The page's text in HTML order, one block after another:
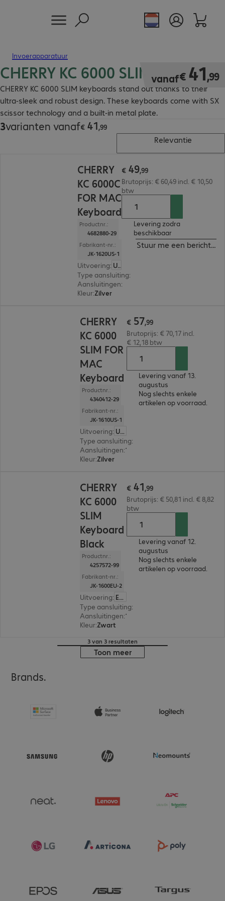
Invoerapparatuur
CHERRY KC 6000 SLIM Keyboard
CHERRY KC 6000 SLIM keyboards stand out thanks to their
ultra-sleek and robust design. These keyboards come with SX
scissor technology and a built-in metal plate.
vanaf€ 41,99
€ 41,99
3varianten vanaf€ 41,99
€ 41,99
Relevantie
CHERRY
KC 6000C
FOR MAC
Keyboard
Productnr.:
4682880-29
Fabrikant-nr.:
JK-1620US-1
Uitvoering:
US (Engels)
Type aansluiting:
Aansluitingen:
Kleur:Zilver
€ 49,99
Brutoprijs: € 60,49 incl. € 10,50
btw
Levering zodra
beschikbaar
Stuur me een bericht
CHERRY
KC 6000
SLIM FOR
MAC
Keyboard
Productnr.:
4340412-29
Fabrikant-nr.:
JK-1610US-1
Uitvoering:
US (Engels)
Type aansluiting:
Aansluitingen:
Kleur:Zilver
€ 57,99
Brutoprijs: € 70,17 incl.
€ 12,18 btw
Levering vanaf 13.
augustus
Nog slechts enkele
artikelen op voorraad.
CHERRY
KC 6000
SLIM
Keyboard
Black
Productnr.:
4257572-99
Fabrikant-nr.:
JK-1600EU-2
Uitvoering: Europa (Engels)
Type aansluiting:
Aansluitingen:
Kleur:Zwart
€ 41,99
Brutoprijs: € 50,81 incl. € 8,82
btw
Levering vanaf 12.
augustus
Nog slechts enkele
artikelen op voorraad.
3 van 3 resultaten
Toon meer
Brands.